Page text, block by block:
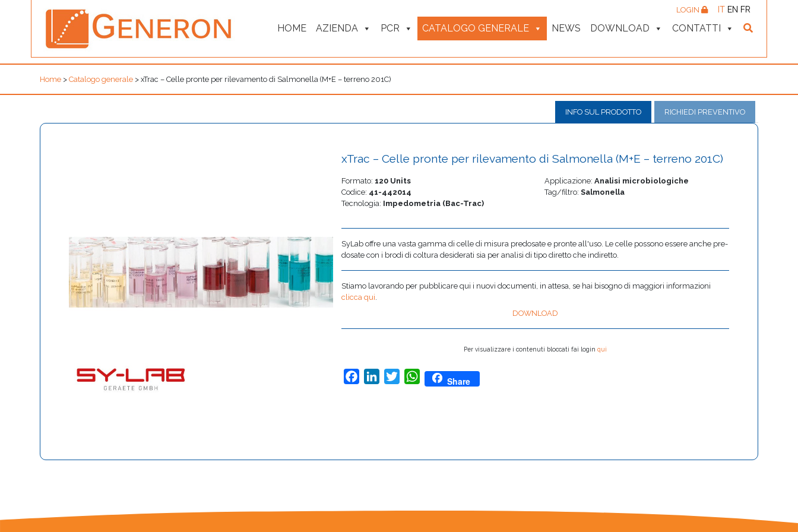
HOME AZIENDA PCR CATALOGO GENERALE NEWS DOWNLOAD CONTATTI
LOGIN IT EN FR
Home > Catalogo generale > xTrac – Celle pronte per rilevamento di Salmonella (M+E – terreno 201C)
INFO SUL PRODOTTO RICHIEDI PREVENTIVO
xTrac – Celle pronte per rilevamento di Salmonella (M+E – terreno 201C)
Formato: 120 Units
Codice: 41-442014
Tecnologia: Impedometria (Bac-Trac)
Applicazione: Analisi microbiologiche
Tag/filtro: Salmonella
SyLab offre una vasta gamma di celle di misura predosate e pronte all'uso. Le celle possono essere anche pre-
dosate con i brodi di coltura desiderati sia per analisi di tipo diretto che indiretto.
Stiamo lavorando per pubblicare qui i nuovi documenti, in attesa, se hai bisogno di maggiori informazioni
clicca qui.
DOWNLOAD
Per visualizzare i contenuti bloccati fai loginqui
FacebookLinkedInTwitterWhatsApp
Share